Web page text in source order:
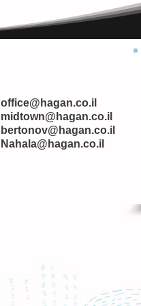
office@hagan.co.il
midtown@hagan.co.il
bertonov@hagan.co.il
Nahala@hagan.co.il